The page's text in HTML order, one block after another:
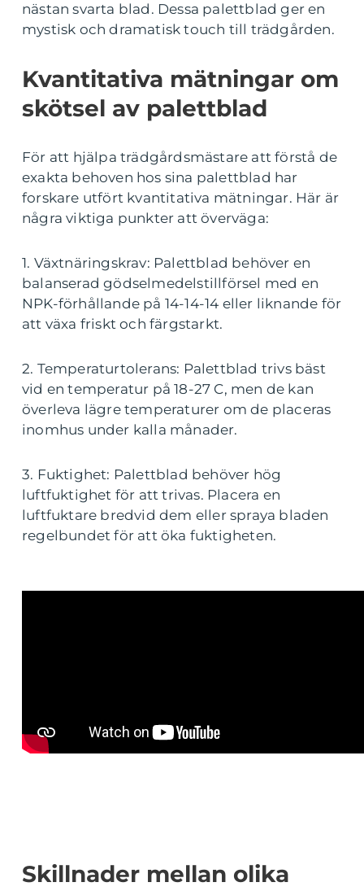
nästan svarta blad. Dessa palettblad ger en
mystisk och dramatisk touch till trädgården.
Kvantitativa mätningar om
skötsel av palettblad
För att hjälpa trädgårdsmästare att förstå de
exakta behoven hos sina palettblad har
forskare utfört kvantitativa mätningar. Här är
några viktiga punkter att överväga:
1. Växtnäringskrav: Palettblad behöver en
balanserad gödselmedelstillförsel med en
NPK-förhållande på 14-14-14 eller liknande för
att växa friskt och färgstarkt.
2. Temperaturtolerans: Palettblad trivs bäst
vid en temperatur på 18-27 C, men de kan
överleva lägre temperaturer om de placeras
inomhus under kalla månader.
3. Fuktighet: Palettblad behöver hög
luftfuktighet för att trivas. Placera en
luftfuktare bredvid dem eller spraya bladen
regelbundet för att öka fuktigheten.
Skillnader mellan olika